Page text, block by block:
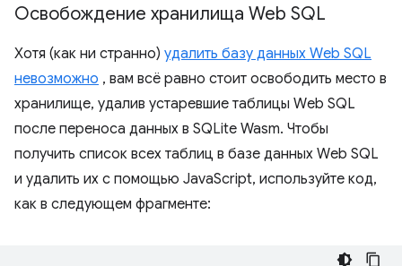
Освобождение хранилища Web SQL
Хотя (как ни странно) удалить базу данных Web SQL
невозможно , вам всё равно стоит освободить место в
хранилище, удалив устаревшие таблицы Web SQL
после переноса данных в SQLite Wasm. Чтобы
получить список всех таблиц в базе данных Web SQL
и удалить их с помощью JavaScript, используйте код,
как в следующем фрагменте: